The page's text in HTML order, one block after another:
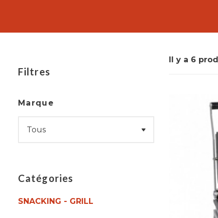
Ces plaques peuvent être chauffées à des
Filtres
Marque
Catégories
SNACKING - GRILL
Il y a 6